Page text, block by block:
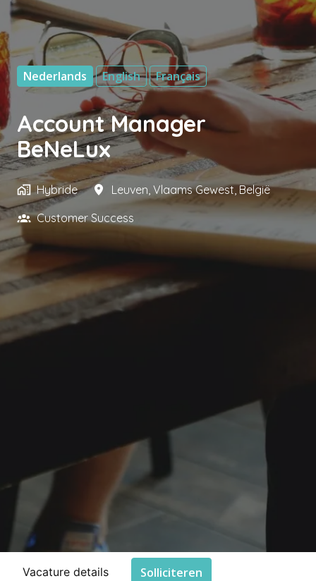
Nederlands English Français
Account Manager
BeNeLux
Hybride Leuven, Vlaams Gewest, België
Customer Success
Vacature details Solliciteren